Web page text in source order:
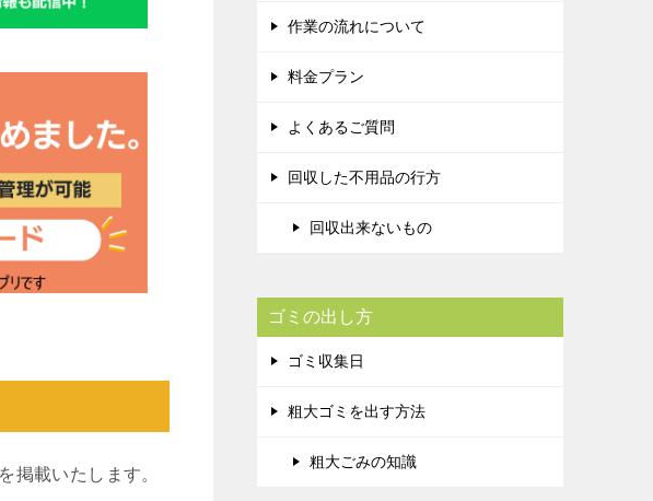
掲載いたします。
作業の流れについて
料金プラン
よくあるご質問
回収した不用品の行方
回収出来ないもの
ゴミの出し方
ゴミ収集日
粗大ゴミを出す方法
粗大ごみの知識